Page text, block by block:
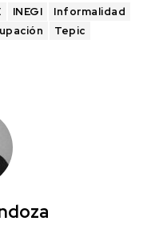
INEGI
Informalidad
Tepic